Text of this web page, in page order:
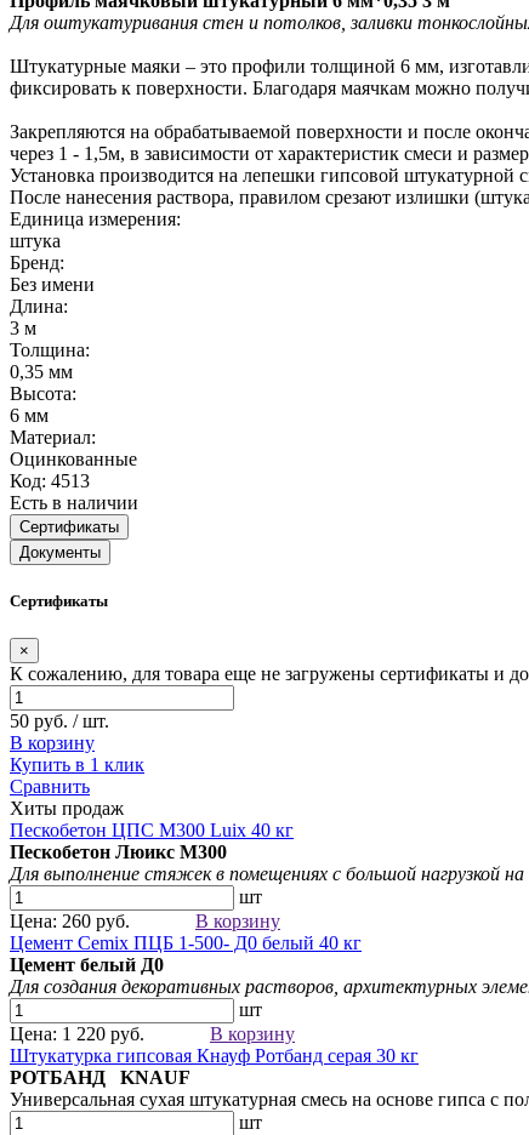
Для оштукатуривания стен и потолков, заливки
Штукатурные маяки – это профили толщиной 6 мм,
фиксировать к поверхности. Благодаря маячкам можно
Закрепляются на обрабатываемой поверхности и после
через 1 - 1,5м, в зависимости от характеристик смеси и
Установка производится на лепешки гипсовой штукатурной
После нанесения раствора, правилом срезают излишки
Единица измерения:
штука
Бренд:
Без имени
Длина:
3 м
Толщина:
0,35 мм
Высота:
6 мм
Материал:
Оцинкованные
Код: 4513
Есть в наличии
Сертификаты
Документы
Сертификаты
×
К сожалению, для товара еще не загружены сертификаты и
50 руб. / шт.
В корзину
Купить в 1 клик
Сравнить
Хиты продаж
Пескобетон ЦПС М300 Luix 40 кг
Пескобетон Люикс М300
Для выполнение стяжек в помещениях с большой нагрузкой
шт
Цена: 260 руб.
В корзину
Цемент Cemix ПЦБ 1-500- Д0 белый 40 кг
Цемент белый Д0
Для создания декоративных растворов , архитектурных
шт
Цена: 1 220 руб.
В корзину
Штукатурка гипсовая Кнауф Ротбанд серая 30 кг
РОТБАНД KNAUF
Универсальная сухая штукатурная смесь на основе гипса
шт